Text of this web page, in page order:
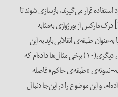
قرار می‌گیرند، بازسازی شوند تا
از بورژوازی به‌مثابه
طبقه‌ی انقلابی باید به این
شکل مورد توجه قرار گیرد. در جای دیگری(۱۰) برخی مثال‌ها داده‌ام که
«طبقه‌ی حاکم» فاصله
و این موضوع را در این‌جا دنبال